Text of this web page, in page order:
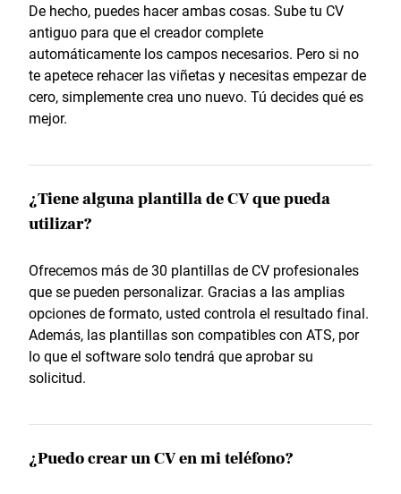
De hecho, puedes hacer ambas cosas. Sube tu CV
antiguo para que el creador complete
automáticamente los campos necesarios. Pero si no
te apetece rehacer las viñetas y necesitas empezar de
cero, simplemente crea uno nuevo. Tú decides qué es
mejor.
¿Tiene alguna plantilla de CV que pueda
utilizar?
Ofrecemos más de 30 plantillas de CV profesionales
que se pueden personalizar. Gracias a las amplias
opciones de formato, usted controla el resultado final.
Además, las plantillas son compatibles con ATS, por
lo que el software solo tendrá que aprobar su
solicitud.
¿Puedo crear un CV en mi teléfono?